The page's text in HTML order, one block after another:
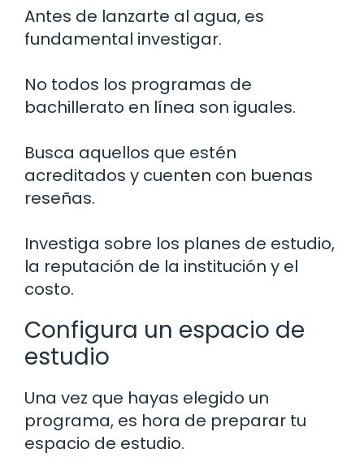
Antes de lanzarte al agua, es
fundamental investigar.
No todos los programas de
bachillerato en línea son iguales.
Busca aquellos que estén
acreditados y cuenten con buenas
reseñas.
Investiga sobre los planes de estudio,
la reputación de la institución y el
costo.
Configura un espacio de
estudio
Una vez que hayas elegido un
programa, es hora de preparar tu
espacio de estudio.